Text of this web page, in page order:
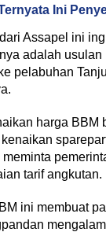
Ini
Assapel ini
adalah usulan
pelabuhan
harga BBM
tarif angkutan.
ini membuat